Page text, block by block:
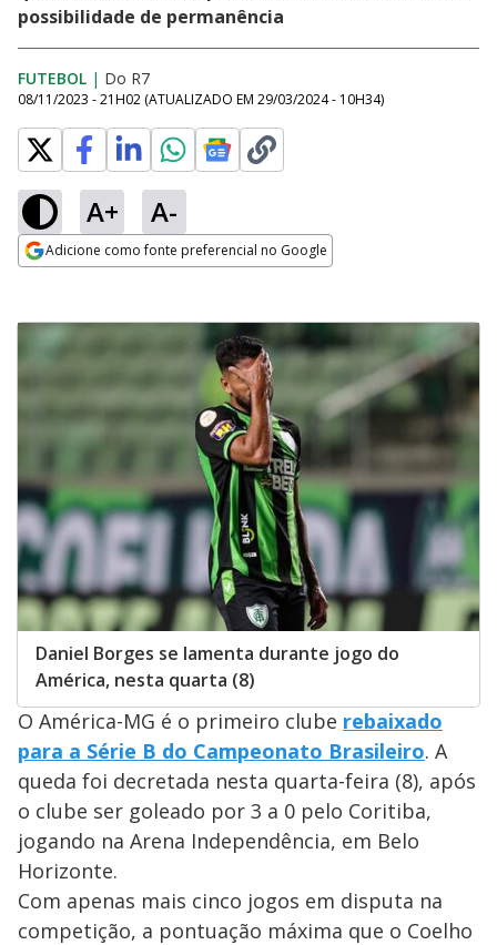
possibilidade de permanência
FUTEBOL | Do R7
08/11/2023 - 21H02 (ATUALIZADO EM 29/03/2024 - 10H34)
A+ A-
Adicione como fonte preferencial no Google
Daniel Borges se lamenta durante jogo do
América, nesta quarta (8)
O América-MG é o primeiro clube rebaixado
para a Série B do Campeonato Brasileiro. A
queda foi decretada nesta quarta-feira (8), após
o clube ser goleado por 3 a 0 pelo Coritiba,
jogando na Arena Independência, em Belo
Horizonte.
Com apenas mais cinco jogos em disputa na
competição, a pontuação máxima que o Coelho